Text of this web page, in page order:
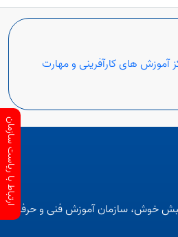
آموزش های کارآفرینی و مهارت
خوش، سازمان آموزش فنی و حرفه
ارتباط با ریاست سازمان